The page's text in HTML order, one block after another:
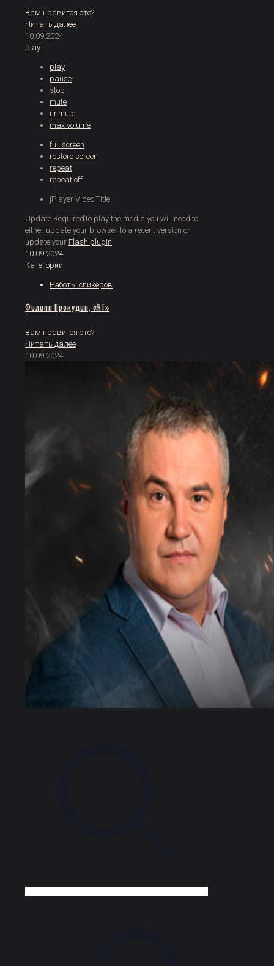
Вам нравится это?
Читать далее
10.09.2024
play
play
pause
stop
mute
unmute
max volume
full screen
restore screen
repeat
repeat off
jPlayer Video Title
Update RequiredTo play the media you will need to
either update your browser to a recent version or
update your Flash plugin
10.09.2024
Категории
Работы спикеров
Филипп Прокудин, «RT»
Вам нравится это?
Читать далее
10.09.2024